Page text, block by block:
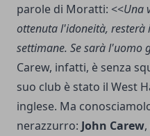
parole di Moratti: <<Una
ottenuta l'idoneità, resterà
settimane. Se sarà l'uomo
Carew, infatti, è senza
suo club è stato il West
inglese. Ma
nerazzurro: John Carew